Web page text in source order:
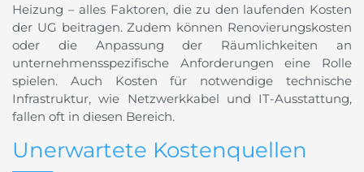
Heizung – alles Faktoren, die zu den laufenden Kosten
der UG beitragen. Zudem können Renovierungskosten
oder die Anpassung der Räumlichkeiten an
unternehmensspezifische Anforderungen eine Rolle
spielen. Auch Kosten für notwendige technische
Infrastruktur, wie Netzwerkkabel und IT-Ausstattung,
fallen oft in diesen Bereich.
Unerwartete Kostenquellen